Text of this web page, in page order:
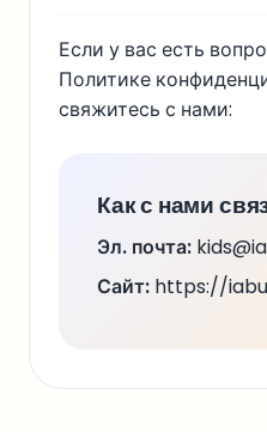
Если у вас есть
Политике
свяжитесь с нами:
Как с нами
Эл. почта:
Сайт: https://